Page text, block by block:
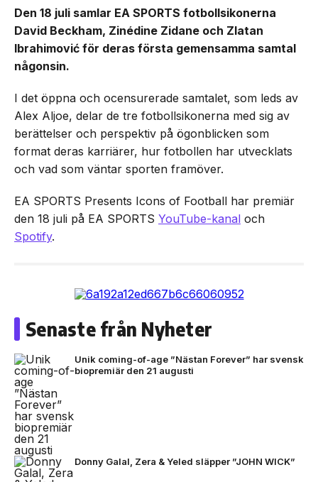
Den 18 juli samlar EA SPORTS fotbollsikonerna
David Beckham, Zinédine Zidane och Zlatan
Ibrahimović för deras första gemensamma samtal
någonsin.
I det öppna och ocensurerade samtalet, som leds av
Alex Aljoe, delar de tre fotbollsikonerna med sig av
berättelser och perspektiv på ögonblicken som
format deras karriärer, hur fotbollen har utvecklats
och vad som väntar sporten framöver.
EA SPORTS Presents Icons of Football har premiär
den 18 juli på EA SPORTS YouTube-kanal och
Spotify.
Senaste från Nyheter
Unik coming-of-age ”Nästan Forever” har svensk
biopremiär den 21 augusti
Donny Galal, Zera & Yeled släpper ”JOHN WICK”